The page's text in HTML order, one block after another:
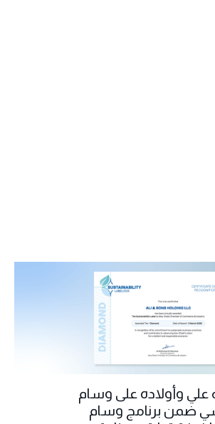
وأولاده على وسام
ضمن برنامج وسام